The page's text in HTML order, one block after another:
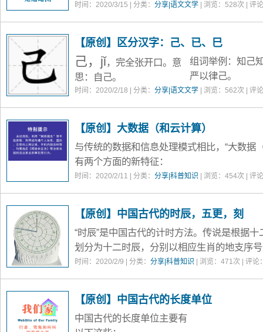
时间：2020/3/15 | 分类： 分享|语文文学 | 浏览： 528次 | 评
【原创】区分汉字：己、已、巳
己，jǐ，完全张开口。意
思：自己。
组词举例：知己
严以律己。
已，yǐ ，半封
经，或 停止。
时间：2020/2/18 | 分类： 分享|语文文学 | 浏览： 562次 | 评
【原创】大数据（和云计算）
与传统的数据和信息处理模式相比，“大数据
有两个方面的新特征：
一是 数据来源要广泛的多，可以全面
或报表的引用，互联网爬虫程序（注1）的自
或是提供接口，收集一些特定的共享数据库
水电燃气管理，政府信息公开平台等）的数
的特点。
时间：2020/2/11 | 分类： 分享|科普知识 | 浏览： 454次 | 评
【原创】中国古代的时辰，五更，刻
“时辰”是中国古代的计时方法。传说是根据
划分为十二时辰，分别以相应生肖的地支序
个小时。
十二时辰分别子（zǐ，鼠，23:00-
1:00）
丑（chǒu
时间：2020/2/9 | 分类： 分享|科普知识 | 浏览： 471次 | 评论
【原创】中国古代的长度单位
中国古代的长度单位主要有